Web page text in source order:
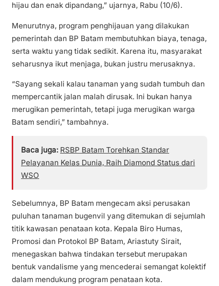
hijau dan enak dipandang,” ujarnya, Rabu (10/6).
Menurutnya, program penghijauan yang dilakukan
pemerintah dan BP Batam membutuhkan biaya, tenaga,
serta waktu yang tidak sedikit. Karena itu, masyarakat
seharusnya ikut menjaga, bukan justru merusaknya.
“Sayang sekali kalau tanaman yang sudah tumbuh dan
mempercantik jalan malah dirusak. Ini bukan hanya
merugikan pemerintah, tetapi juga merugikan warga
Batam sendiri,” tambahnya.
Baca juga: RSBP Batam Torehkan Standar
Pelayanan Kelas Dunia, Raih Diamond Status dari
WSO
Sebelumnya, BP Batam mengecam aksi perusakan
puluhan tanaman bugenvil yang ditemukan di sejumlah
titik kawasan penataan kota. Kepala Biro Humas,
Promosi dan Protokol BP Batam, Ariastuty Sirait,
menegaskan bahwa tindakan tersebut merupakan
bentuk vandalisme yang mencederai semangat kolektif
dalam mendukung program penataan kota.